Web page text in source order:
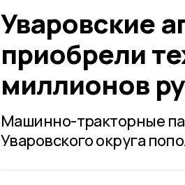
Уваровские
приобрели
миллионов
Машинно-тракторные
Уваровского округа